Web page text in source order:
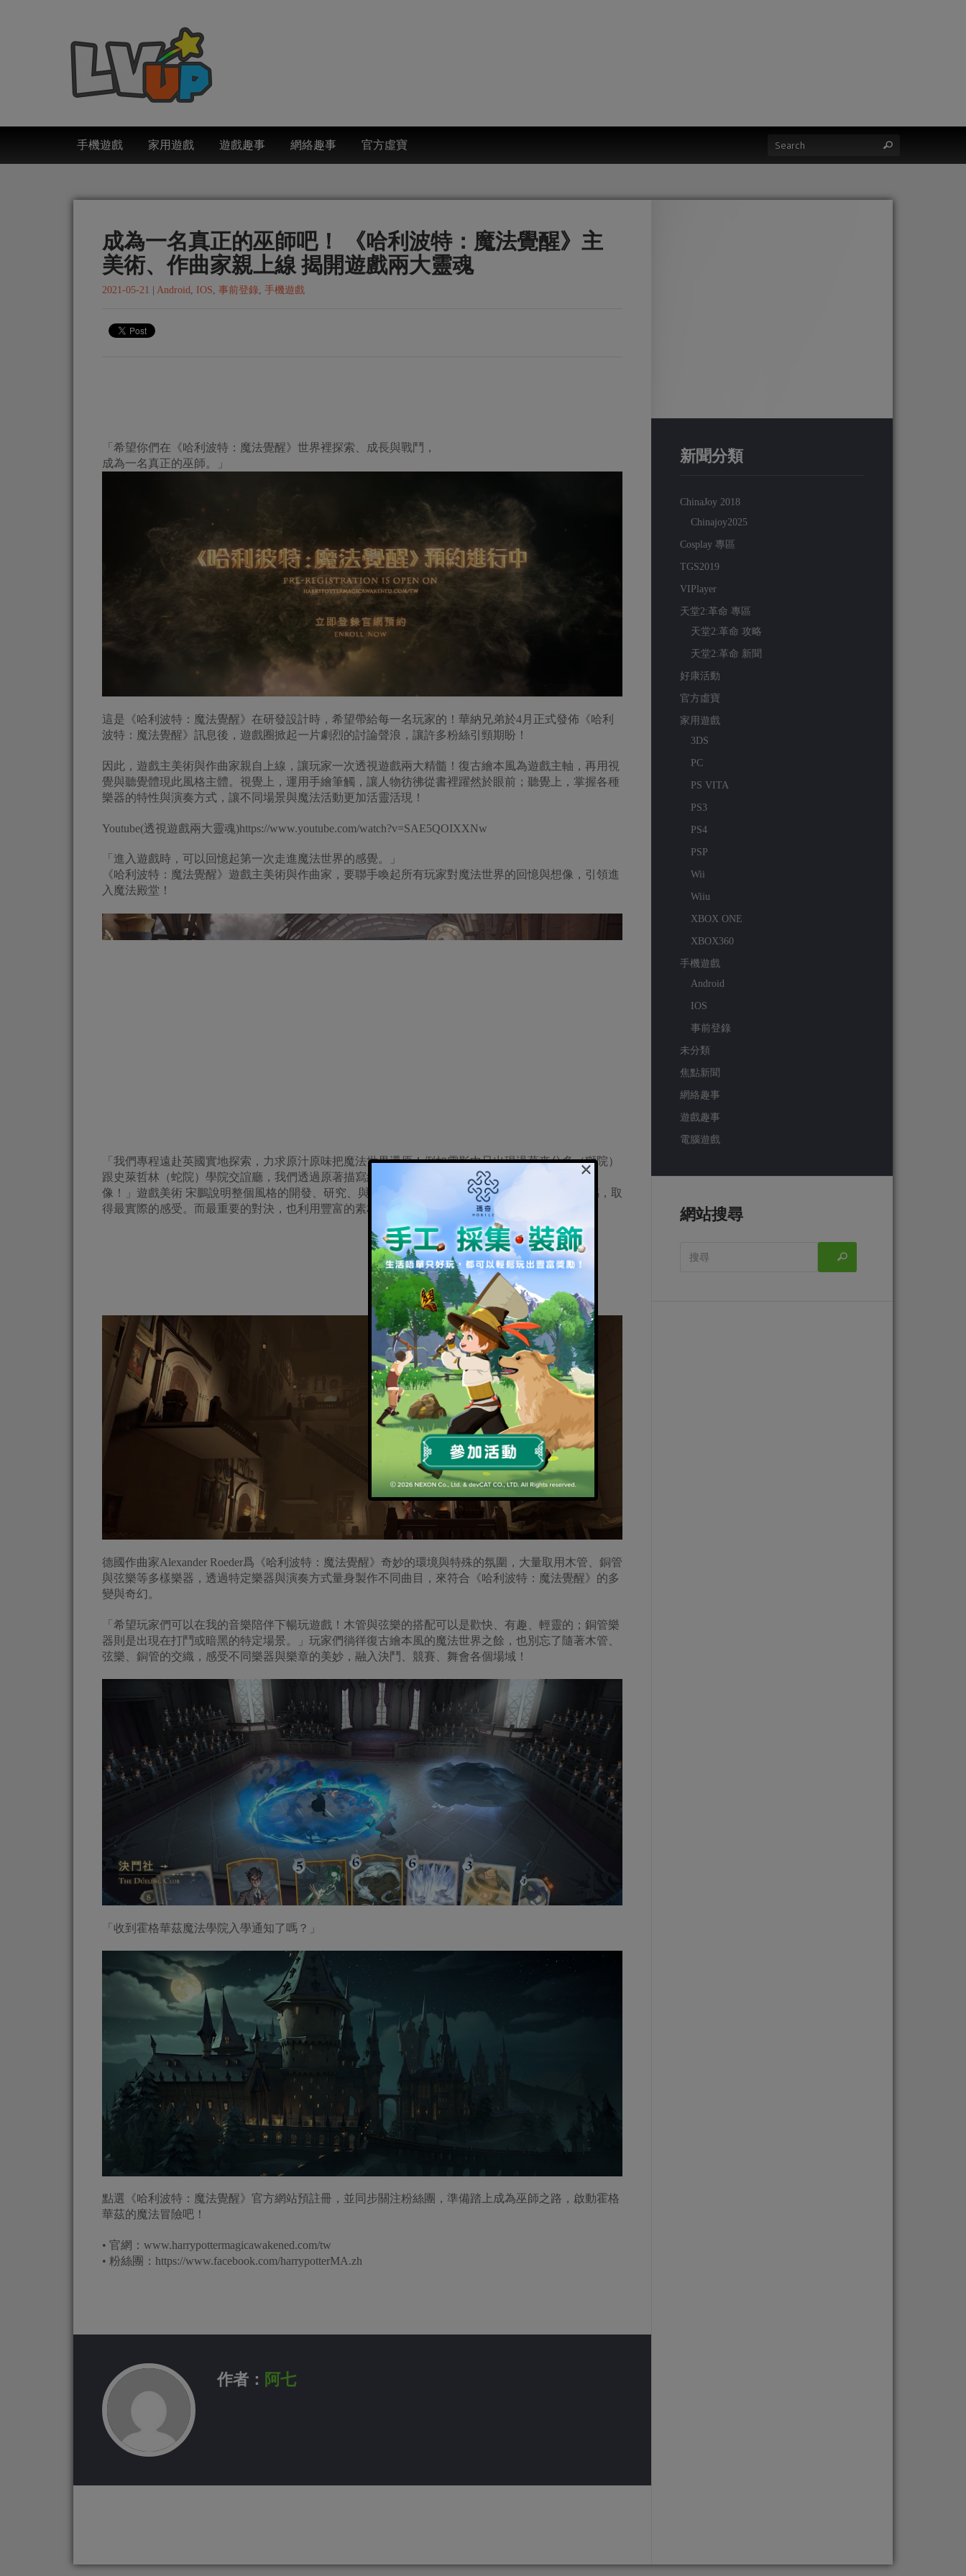
手機遊戲 家用遊戲 遊戲趣事 網絡趣事 官方虛寶
成為一名真正的巫師吧！ 《哈利波特：魔法覺醒》主
美術、作曲家親上線 揭開遊戲兩大靈魂
2021-05-21 Android, IOS, 事前登錄, 手機遊戲
「希望你們在《哈利波特：魔法覺醒》世界裡探索、成長與戰鬥，
成為一名真正的巫師。」
這是《哈利波特：魔法覺醒》在研發設計時，希望帶給每一名玩家的！華納兄弟於4月正式發佈《哈利
波特：魔法覺醒》訊息後，遊戲圈掀起一片劇烈的討論聲浪，讓許多粉絲引頸期盼！
因此，遊戲主美術與作曲家親自上線，讓玩家一次透視遊戲兩大精髓！復古繪本風為遊戲主軸，再用視
覺與聽覺體現此風格主體。視覺上，運用手繪筆觸，讓人物彷彿從書裡躍然於眼前；聽覺上，掌握各種
樂器的特性與演奏方式，讓不同場景與魔法活動更加活靈活現！
Youtube(透視遊戲兩大靈魂)https://www.youtube.com/watch?v=SAE5QOIXXNw
「進入遊戲時，可以回憶起第一次走進魔法世界的感覺。」
《哈利波特：魔法覺醒》遊戲主美術與作曲家，要聯手喚起所有玩家對魔法世界的回憶與想像，引領進
入魔法殿堂！
「我們專程遠赴英國實地探索，力求原汁原味把魔法世界還原！例如電影中只出現過葛來分多（獅院）
跟史萊哲林（蛇院）學院交誼廳，我們透過原著描寫結合資料分析，完整補齊四大學院交誼廳的想
像！」遊戲美術 宋鵬說明整個風格的開發、研究、與設計歷程，在實際與想像中虛實交替尋找靈感，取
得最實際的感受。而最重要的對決，也利用豐富的素材呈現更極致和有層次的觀賞性！
德國作曲家Alexander Roeder爲《哈利波特：魔法覺醒》奇妙的環境與特殊的氛圍，大量取用木管、銅管
與弦樂等多樣樂器，透過特定樂器與演奏方式量身製作不同曲目，來符合《哈利波特：魔法覺醒》的多
變與奇幻。
「希望玩家們可以在我的音樂陪伴下暢玩遊戲！木管與弦樂的搭配可以是歡快、有趣、輕靈的；銅管樂
器則是出現在打鬥或暗黑的特定場景。」玩家們徜徉復古繪本風的魔法世界之餘，也別忘了隨著木管、
弦樂、銅管的交織，感受不同樂器與樂章的美妙，融入決鬥、競賽、舞會各個場域！
「收到霍格華茲魔法學院入學通知了嗎？」
點選《哈利波特：魔法覺醒》官方網站預註冊，並同步關注粉絲團，準備踏上成為巫師之路，啟動霍格
華茲的魔法冒險吧！
• 官網：www.harrypottermagicawakened.com/tw
• 粉絲團：https://www.facebook.com/harrypotterMA.zh
作者： 阿七
新聞分類
ChinaJoy 2018
Chinajoy2025
Cosplay 專區
TGS2019
VIPlayer
天堂2:革命 專區
天堂2:革命 攻略
天堂2:革命 新聞
好康活動
官方虛寶
家用遊戲
3DS
PC
PS VITA
PS3
PS4
PSP
Wii
Wiiu
XBOX ONE
XBOX360
手機遊戲
Android
IOS
事前登錄
未分類
焦點新聞
網絡趣事
遊戲趣事
電腦遊戲
網站搜尋
×